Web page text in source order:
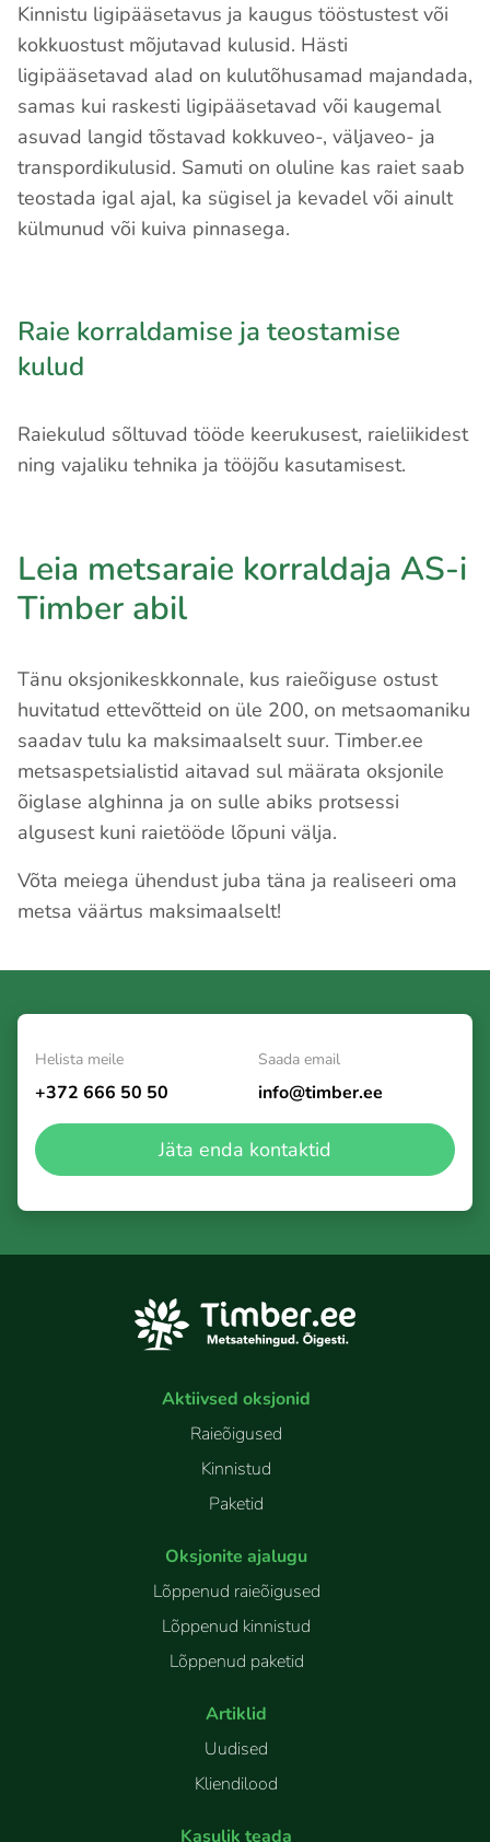
Kinnistu ligipääsetavus ja kaugus tööstustest või
kokkuostust mõjutavad kulusid. Hästi
ligipääsetavad alad on kulutõhusamad majandada,
samas kui raskesti ligipääsetavad või kaugemal
asuvad langid tõstavad kokkuveo-, väljaveo- ja
transpordikulusid. Samuti on oluline kas raiet saab
teostada igal ajal, ka sügisel ja kevadel või ainult
külmunud või kuiva pinnasega.
Raie korraldamise ja teostamise
kulud
Raiekulud sõltuvad tööde keerukusest, raieliikidest
ning vajaliku tehnika ja tööjõu kasutamisest.
Leia metsaraie korraldaja AS-i
Timber abil
Tänu oksjonikeskkonnale, kus raieõiguse ostust
huvitatud ettevõtteid on üle 200, on metsaomaniku
saadav tulu ka maksimaalselt suur. Timber.ee
metsaspetsialistid aitavad sul määrata oksjonile
õiglase alghinna ja on sulle abiks protsessi
algusest kuni raietööde lõpuni välja.
Võta meiega ühendust juba täna ja realiseeri oma
metsa väärtus maksimaalselt!
Helista meile
+372 666 50 50
Saada email
info@timber.ee
Jäta enda kontaktid
Aktiivsed oksjonid
Raieõigused
Kinnistud
Paketid
Oksjonite ajalugu
Lõppenud raieõigused
Lõppenud kinnistud
Lõppenud paketid
Artiklid
Uudised
Kliendilood
Kasulik teada